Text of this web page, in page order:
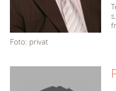
Foto: privat